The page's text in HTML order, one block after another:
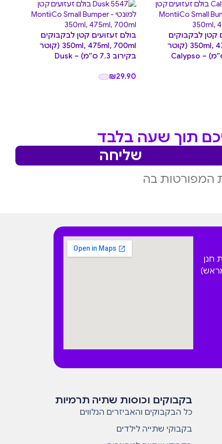
קטן לבקבוקים
350ml, 475ml, 700ml (קוטר
בולם זעזועים קטן לבקבוקים
350ml, 475ml, 700ml (קוטר
בקירוב 7.3 ס”מ) – Dusk
₪29.90
תוך שעה בלבד
המפורטות בה
שליחה
4 בית חנן
בקבוקים וכוסות שתיה תרמיות
כל הבקבוקים והאביזרים הנלווים
בקבוקי שתייה לילדים